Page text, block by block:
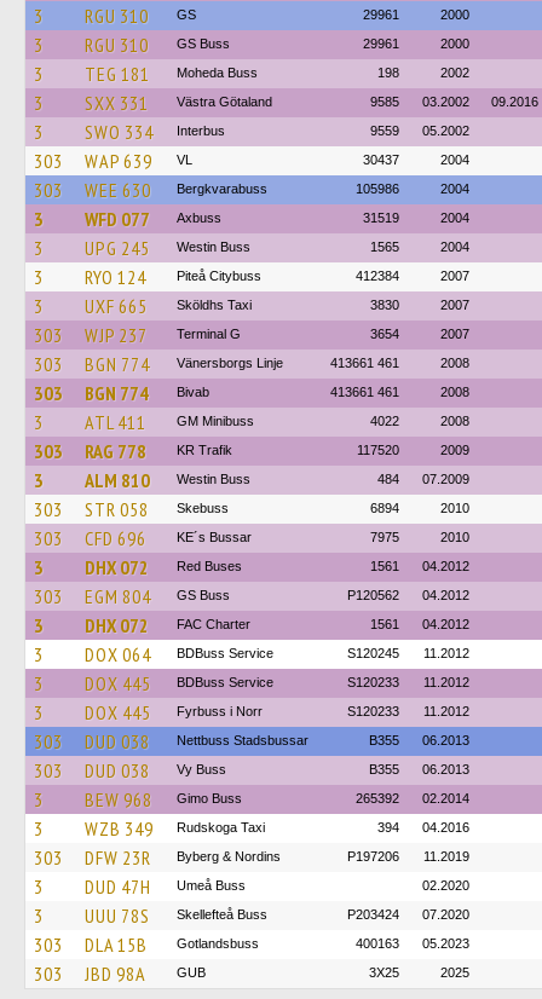
3 RGU 310 GS 29961 2000
3 RGU 310 GS Buss 29961 2000
3 TEG 181 Moheda Buss 198 2002
3 SXX 331 Västra Götaland 9585 03.2002 09.2016
3 SWO 334 Interbus 9559 05.2002
303 WAP 639 VL 30437 2004
303 WEE 630 Bergkvarabuss 105986 2004
3 WFD 077 Axbuss 31519 2004
3 UPG 245 Westin Buss 1565 2004
3 RYO 124 Piteå Citybuss 412384 2007
3 UXF 665 Sköldhs Taxi 3830 2007
303 WJP 237 Terminal G 3654 2007
303 BGN 774 Vänersborgs Linje 413661 461 2008
303 BGN 774 Bivab 413661 461 2008
3 ATL 411 GM Minibuss 4022 2008
303 RAG 778 KR Trafik 117520 2009
3 ALM 810 Westin Buss 484 07.2009
303 STR 058 Skebuss 6894 2010
303 CFD 696 KE´s Bussar 7975 2010
3 DHX 072 Red Buses 1561 04.2012
303 EGM 804 GS Buss P120562 04.2012
3 DHX 072 FAC Charter 1561 04.2012
3 DOX 064 BDBuss Service S120245 11.2012
3 DOX 445 BDBuss Service S120233 11.2012
3 DOX 445 Fyrbuss i Norr S120233 11.2012
303 DUD 038 Nettbuss Stadsbussar B355 06.2013
303 DUD 038 Vy Buss B355 06.2013
3 BEW 968 Gimo Buss 265392 02.2014
3 WZB 349 Rudskoga Taxi 394 04.2016
303 DFW 23R Byberg & Nordins P197206 11.2019
3 DUD 47H Umeå Buss 02.2020
3 UUU 78S Skellefteå Buss P203424 07.2020
303 DLA 15B Gotlandsbuss 400163 05.2023
303 JBD 98A GUB 3X25 2025